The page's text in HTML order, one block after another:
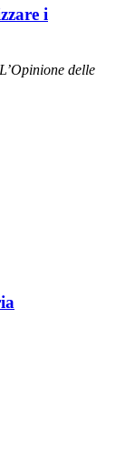
i
L’Opinione delle